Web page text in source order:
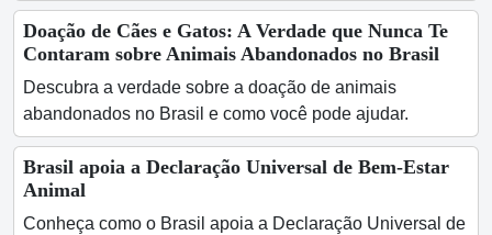
Doação de Cães e Gatos: A Verdade que Nunca Te
Contaram sobre Animais Abandonados no Brasil
Descubra a verdade sobre a doação de animais
abandonados no Brasil e como você pode ajudar.
Brasil apoia a Declaração Universal de Bem-Estar
Animal
Conheça como o Brasil apoia a Declaração Universal de